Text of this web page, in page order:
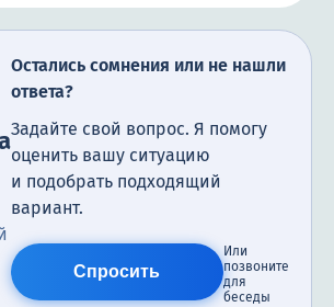
Остались сомнения или не нашли
ответа?
Задайте свой вопрос. Я помогу
оценить вашу ситуацию
и подобрать подходящий
вариант.
Спросить
Или
позвоните
для
беседы